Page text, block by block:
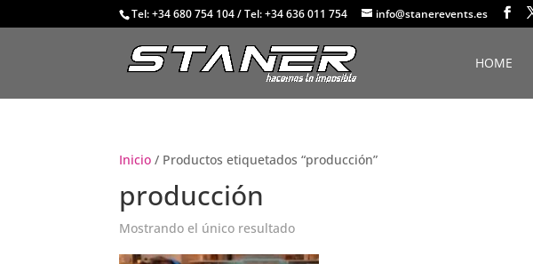
Tel: +34 680 754 104/Tel: +34 636 011 754 info@stanerevents.es
HOME
Inicio / Productos etiquetados “producción”
producción
Mostrando el único resultado